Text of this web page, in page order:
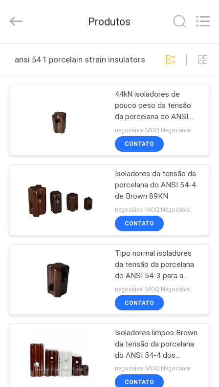
PRODUTOS
EXCURSÃO
FÁBRICA
DA
QUALIDADE
CONTACTE-
MAPA
Power
Electric
Rights
Produtos
ansi 54 1 porcelain strain insulators fabricação online
44kN isoladores de
pouco peso da tensão
da porcelana do ANSI
54-1
negociável MOQ:Negociável
CONTATO
Isoladores da tensão da
porcelana do ANSI 54-4
de Brown 89KN
negociável MOQ:Negociável
CONTATO
Tipo normal isoladores
da tensão da porcelana
do ANSI 54-3 para a
transmissão
negociável MOQ:Negociável
CONTATO
Isoladores limpos Brown
da tensão da porcelana
do ANSI 54-4 dos
isoladores 89KN da
tensão ou cinza
negociável MOQ:Negociável
CONTATO